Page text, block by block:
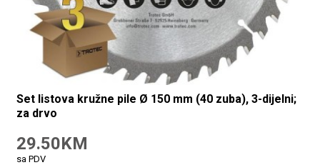
Set listova kružne pile Ø 150 mm (40 zuba), 3-dijelni;
za drvo
29.50KM
sa PDV